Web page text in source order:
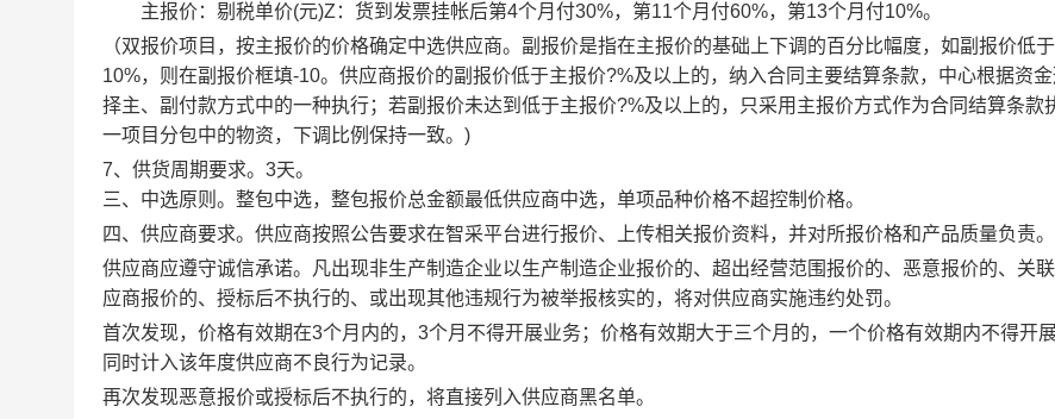
主报价：剔税单价(元)Z：货到发票挂帐后第4个月付30%，第11个月付60%，第13个月付10%。
（双报价项目，按主报价的价格确定中选供应商。副报价是指在主报价的基础上下调的百分比幅度，如副报价低
10%，则在副报价框填-10。供应商报价的副报价低于主报价?%及以上的，纳入合同主要结算条款，中心根据资
择主、副付款方式中的一种执行；若副报价未达到低于主报价?%及以上的，只采用主报价方式作为合同结算条款
一项目分包中的物资，下调比例保持一致。)
7、供货周期要求。 3天。
三、中选原则。 整包中选，整包报价总金额最低供应商中选，单项品种价格不超控制价格。
四、供应商要求。 供应商按照公告要求在智采平台进行报价、上传相关报价资料，并对所报价格和产品质量负责。
供应商应遵守诚信承诺。
凡出现非生产制造企业以生产制造企业报价的、超出经营范围报价的、恶意报价的、关
应商报价的、授标后不执行的、或出现其他违规行为被举报核实的，将对供应商实施违约处罚。
首次发现，价格有效期在3个月内的，3个月不得开展业务；价格有效期大于三个月的，一个价格有效期内不得开展
同时计入该年度供应商不良行为记录。
再次发现恶意报价或授标后不执行的，将直接列入供应商黑名单。